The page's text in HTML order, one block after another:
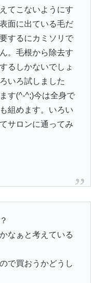
てこないようにす
面に出ている毛だ
するにカミソリで
。毛根から除去す
るしかないでしょ
いろ試しました
す(^-^;)今は全身で
組めます。いろい
サロンに通ってみ
なぁと考えている
で買おうかどうし